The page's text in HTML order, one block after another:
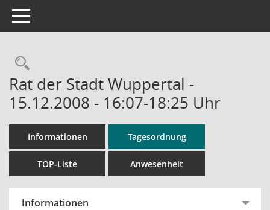
Toggle navigation
Rechercheauswahl
Rat der Stadt Wuppertal -
15.12.2008 - 16:07-18:25 Uhr
Informationen Tagesordnung
TOP-Liste Anwesenheit
Informationen